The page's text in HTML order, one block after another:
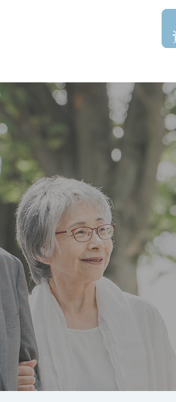
資
求
問
い
合
わ
せ